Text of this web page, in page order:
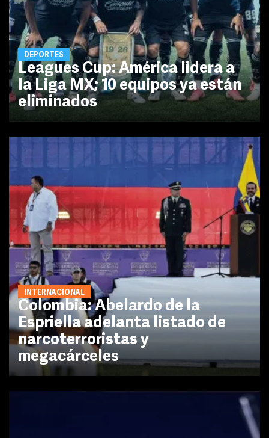
DEPORTES
Leagues Cup: América lidera a
la Liga MX; 10 equipos ya están
eliminados
INTERNACIONAL
Colombia: Abelardo de la
Espriella adelanta listado de
narcoterroristas y
megacárceles